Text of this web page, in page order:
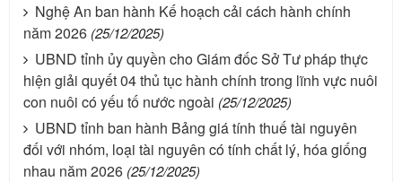
Nghệ An ban hành Kế hoạch cải cách hành chính
năm 2026 (25/12/2025)
UBND tỉnh ủy quyền cho Giám đốc Sở Tư pháp thực
hiện giải quyết 04 thủ tục hành chính trong lĩnh vực nuôi
con nuôi có yếu tố nước ngoài (25/12/2025)
UBND tỉnh ban hành Bảng giá tính thuế tài nguyên
đối với nhóm, loại tài nguyên có tính chất lý, hóa giống
nhau năm 2026 (25/12/2025)